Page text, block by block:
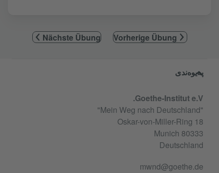
Vorherige Übung
Nächste Übung
Service- und Informationsbereich
پەیوەندی
Goethe-Institut e.V.
"Mein Weg nach Deutschland"
Oskar-von-Miller-Ring 18
80333 Munich
Deutschland
mwnd@goethe.de